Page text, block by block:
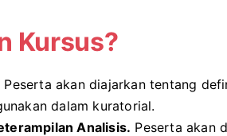
Kursus?
Peserta akan diajarkan tentang
dalam kuratorial.
Analisis. Peserta akan